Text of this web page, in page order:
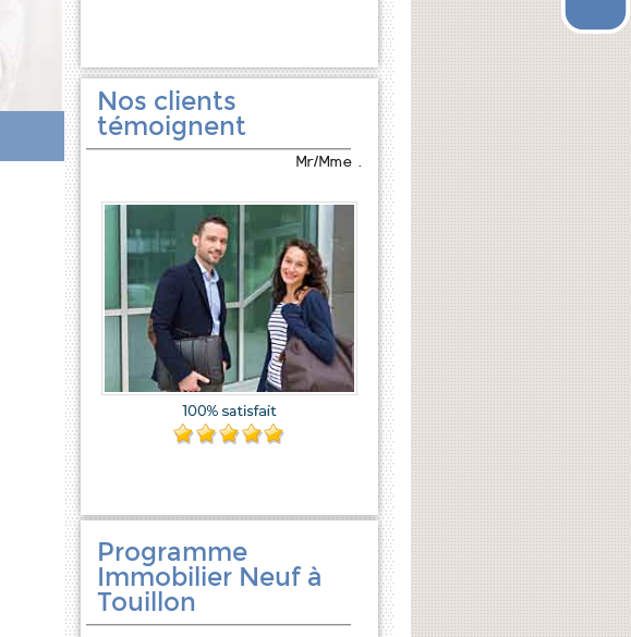
Nos clients
témoignent
Mr/Mme .
Programme
Immobilier Neuf à
Touillon